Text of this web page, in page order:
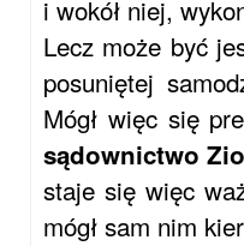
i wokół niej,
Lecz może być
posuniętej
Mógł więc się
sądownictwo
staje się więc
mógł sam nim